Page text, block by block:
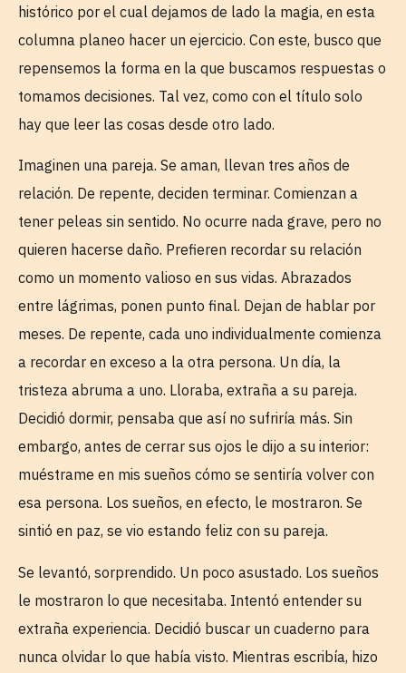
histórico por el cual dejamos de lado la magia, en esta
columna planeo hacer un ejercicio. Con este, busco que
repensemos la forma en la que buscamos respuestas o
tomamos decisiones. Tal vez, como con el título solo
hay que leer las cosas desde otro lado.
Imaginen una pareja. Se aman, llevan tres años de
relación. De repente, deciden terminar. Comienzan a
tener peleas sin sentido. No ocurre nada grave, pero no
quieren hacerse daño. Prefieren recordar su relación
como un momento valioso en sus vidas. Abrazados
entre lágrimas, ponen punto final. Dejan de hablar por
meses. De repente, cada uno individualmente comienza
a recordar en exceso a la otra persona. Un día, la
tristeza abruma a uno. Lloraba, extraña a su pareja.
Decidió dormir, pensaba que así no sufriría más. Sin
embargo, antes de cerrar sus ojos le dijo a su interior:
muéstrame en mis sueños cómo se sentiría volver con
esa persona. Los sueños, en efecto, le mostraron. Se
sintió en paz, se vio estando feliz con su pareja.
Se levantó, sorprendido. Un poco asustado. Los sueños
le mostraron lo que necesitaba. Intentó entender su
extraña experiencia. Decidió buscar un cuaderno para
nunca olvidar lo que había visto. Mientras escribía, hizo